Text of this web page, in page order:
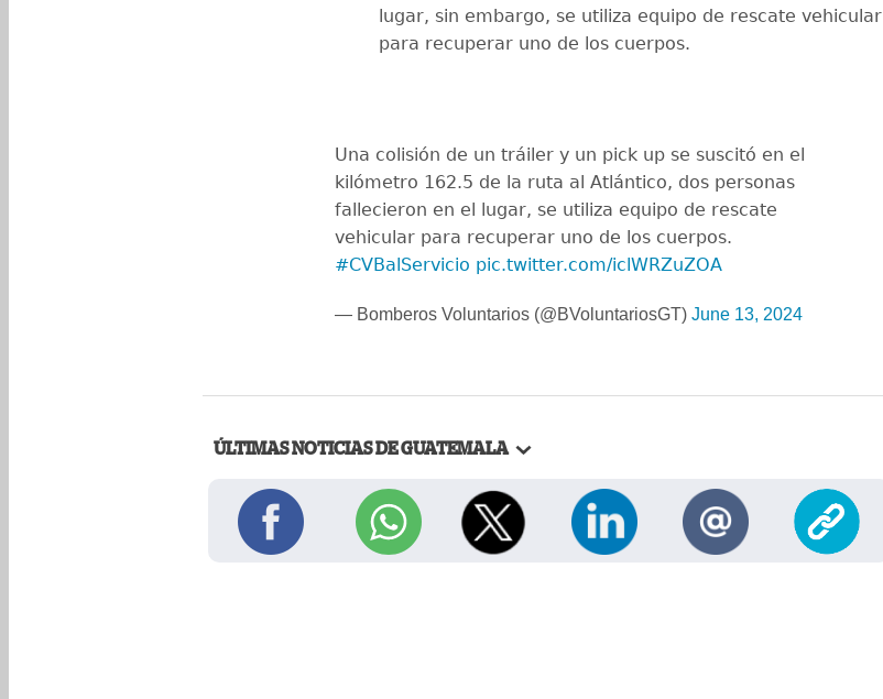
lugar, sin embargo, se utiliza equipo de rescate vehicular
para recuperar uno de los cuerpos.
Una colisión de un tráiler y un pick up se suscitó en el
kilómetro 162.5 de la ruta al Atlántico, dos personas
fallecieron en el lugar, se utiliza equipo de rescate
vehicular para recuperar uno de los cuerpos.
#CVBalServicio pic.twitter.com/iclWRZuZOA
— Bomberos Voluntarios (@BVoluntariosGT) June 13, 2024
ÚLTIMAS NOTICIAS DE GUATEMALA